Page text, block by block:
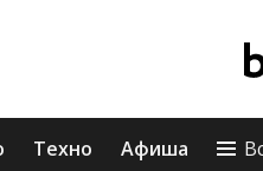
Техно Афиша